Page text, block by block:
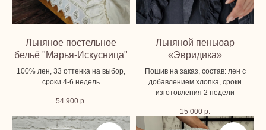
Льняное постельное
бельё "Марья-Искусница"
100% лен, 33 оттенка на выбор,
сроки 4-6 недель
54 900 р.
Льняной пеньюар
«Эвридика»
Пошив на заказ, состав: лен с
добавлением хлопка, сроки
изготовления 2 недели
15 000 р.